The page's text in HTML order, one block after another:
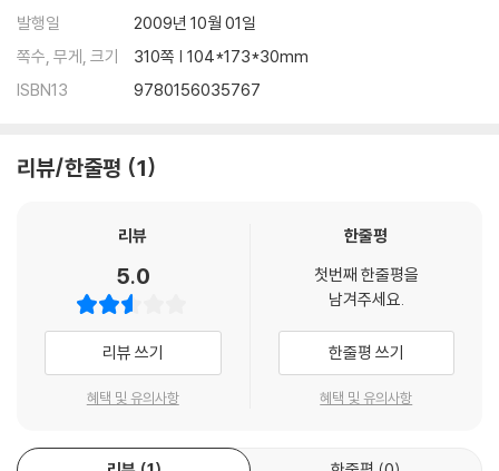
발행일
2009년 10월 01일
쪽수, 무게, 크기
310쪽 | 104*173*30mm
ISBN13
9780156035767
리뷰/한줄평 1
리뷰
5.0
리뷰 쓰기
혜택 및 유의사항
한줄평
첫번째 한줄평을
남겨주세요.
한줄평 쓰기
혜택 및 유의사항